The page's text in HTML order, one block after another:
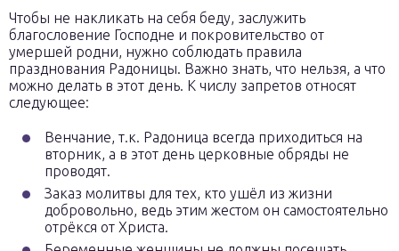
Чтобы не накликать на себя беду, заслужить
благословение Господне и покровительство от
умершей родни, нужно соблюдать правила
празднования Радоницы. Важно знать, что нельзя, а что
можно делать в этот день. К числу запретов относят
следующее:
Венчание, т.к. Радоница всегда приходиться на
вторник, а в этот день церковные обряды не
проводят.
Заказ молитвы для тех, кто ушёл из жизни
добровольно, ведь этим жестом он самостоятельно
отрёкся от Христа.